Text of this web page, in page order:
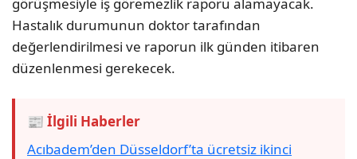
Hastalık durumunun doktor tarafından
değerlendirilmesi ve raporun ilk günden itibaren
düzenlenmesi gerekecek.
📰 İlgili Haberler
Acıbadem’den Düsseldorf’ta ücretsiz ikinci